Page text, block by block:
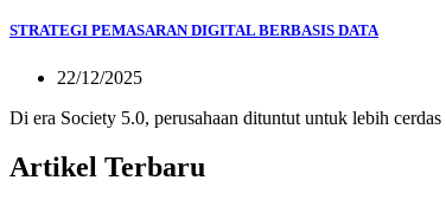
STRATEGI PEMASARAN DIGITAL BERBASIS DATA
22/12/2025
Di era Society 5.0, perusahaan dituntut untuk lebih
Artikel Terbaru